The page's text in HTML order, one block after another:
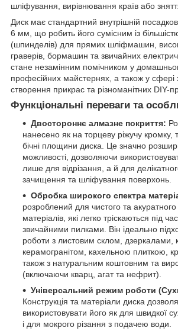
шліфування, вирівнювання країв або
Диск має стандартний внутрішній
6 мм, що робить його сумісним із
(шпинделів) для прямих шліфмашин,
граверів, бормашин та звичайних
стане незамінним помічником у
професійних майстернях, а також у сфері
створення прикрас та різноманітних DIY-
Функціональні переваги та
Двостороннє алмазне покриття:
нанесено як на торцеву ріжучу кромку,
бічні площини диска. Це значно
можливості, дозволяючи
лише для відрізання, а й для
зачищення та шліфування поверхонь.
Обробка широкого спектра
розроблений для чистого та акуратного
матеріалів, які легко тріскаються під
звичайними пилками. Він ідеально
роботи з листовим склом, дзеркалами,
керамогранітом, кахельною плиткою,
також з натуральним коштовним та
(включаючи кварц, агат та нефрит).
Універсальний режим роботи
Конструкція та матеріали диска
використовувати його як для швидкої
і для мокрого різання з подачею води.